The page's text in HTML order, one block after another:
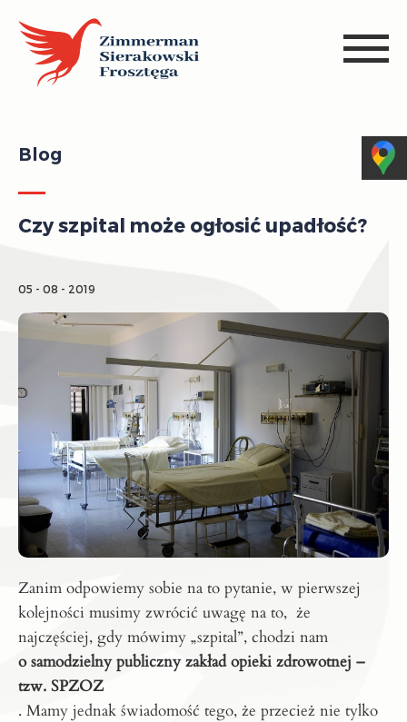
Blog
Czy szpital może ogłosić upadłość?
05 - 08 - 2019
Zanim odpowiemy sobie na to pytanie, w pierwszej
kolejności musimy zwrócić uwagę na to, że
najczęściej, gdy mówimy „szpital”, chodzi nam
o samodzielny publiczny zakład opieki zdrowotnej –
tzw. SPZOZ
. Mamy jednak świadomość tego, że przecież nie tylko